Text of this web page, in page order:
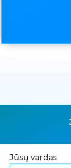
Jūsų vardas